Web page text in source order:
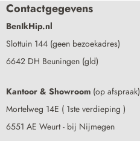
Contactgegevens
BenIkHip.nl
Slottuin 144 (geen bezoekadres)
6642 DH Beuningen (gld)
Kantoor & Showroom (op afspraak)
Mortelweg 14E ( 1ste verdieping )
6551 AE Weurt - bij Nijmegen